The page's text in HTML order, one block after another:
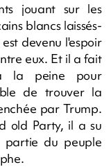
jouant sur les
blancs laissés-
devenu l'espoir
eux. Et il a fait
la peine pour
de trouver la
par Trump.
old Party, il a su
partie du peuple